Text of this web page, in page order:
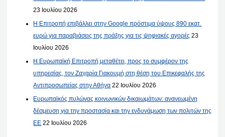
23 Ιουλίου 2026
Η Επιτροπή επιβάλλει στην Google πρόστιμα ύψους 890 εκατ.
ευρώ για παραβιάσεις της πράξης για τις ψηφιακές αγορές 23
Ιουλίου 2026
Η Ευρωπαϊκή Επιτροπή μεταθέτει, προς το συμφέρον της
υπηρεσίας, τον Ζαχαρία Γιακουμή στη θέση του Επικεφαλής της
Αντιπροσωπείας στην Αθήνα 22 Ιουλίου 2026
Ευρωπαϊκός πυλώνας κοινωνικών δικαιωμάτων: ανανεωμένη
δέσμευση για την προστασία και την ενδυνάμωση των πολιτών της
ΕΕ 22 Ιουλίου 2026